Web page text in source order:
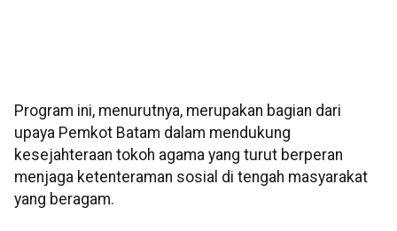
Program ini, menurutnya, merupakan bagian dari
upaya Pemkot Batam dalam mendukung
kesejahteraan tokoh agama yang turut berperan
menjaga ketenteraman sosial di tengah masyarakat
yang beragam.